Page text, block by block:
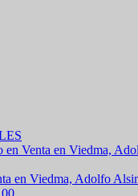
en Viedma, Adolfo